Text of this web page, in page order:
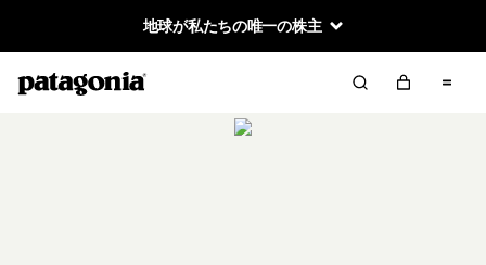
地球が私たちの唯一の株主